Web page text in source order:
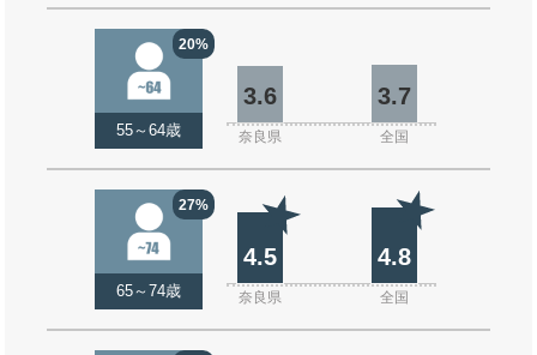
20%
55～64歳
3.6 3.7
奈良県 全国
27%
65～74歳
4.5 4.8
奈良県 全国